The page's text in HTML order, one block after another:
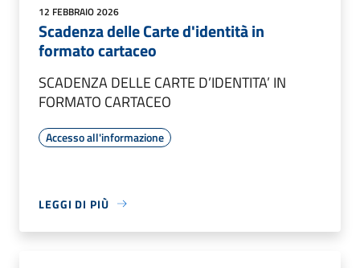
12 FEBBRAIO 2026
Scadenza delle Carte d'identità in
formato cartaceo
SCADENZA DELLE CARTE D’IDENTITA’ IN
FORMATO CARTACEO
Accesso all'informazione
LEGGI DI PIÙ